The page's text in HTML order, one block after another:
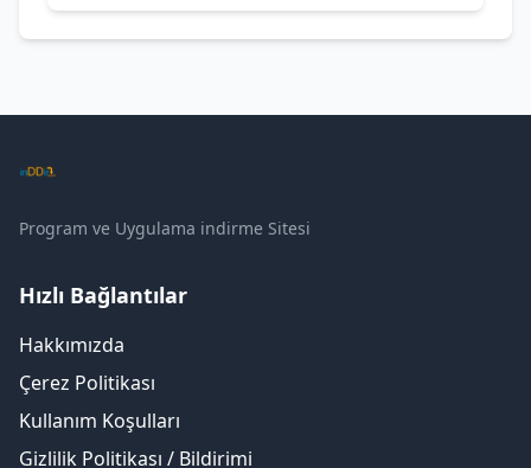
Program ve Uygulama indirme Sitesi
Hızlı Bağlantılar
Hakkımızda
Çerez Politikası
Kullanım Koşulları
Gizlilik Politikası / Bildirimi